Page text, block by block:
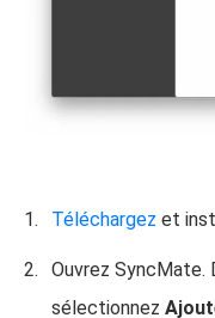
Téléchargez et
Ouvrez SyncMate.
sélectionnez